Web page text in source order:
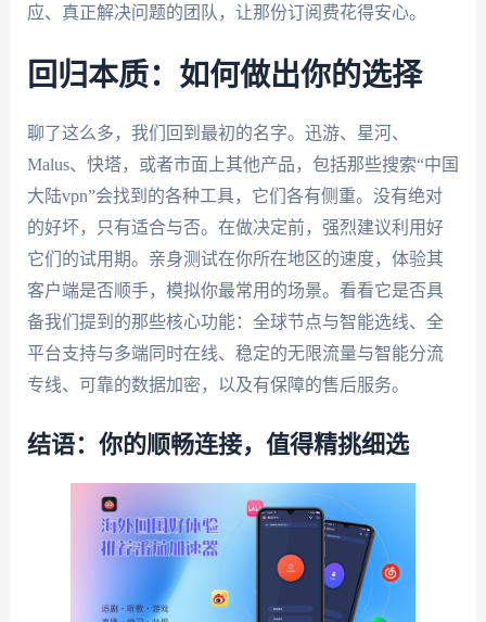
应、真正解决问题的团队，让那份订阅费花得安心。
回归本质：如何做出你的选择
聊了这么多，我们回到最初的名字。迅游、星河、
Malus、快塔，或者市面上其他产品，包括那些搜索“中国
大陆vpn”会找到的各种工具，它们各有侧重。没有绝对
的好坏，只有适合与否。在做决定前，强烈建议利用好
它们的试用期。亲身测试在你所在地区的速度，体验其
客户端是否顺手，模拟你最常用的场景。看看它是否具
备我们提到的那些核心功能：全球节点与智能选线、全
平台支持与多端同时在线、稳定的无限流量与智能分流
专线、可靠的数据加密，以及有保障的售后服务。
结语：你的顺畅连接，值得精挑细选